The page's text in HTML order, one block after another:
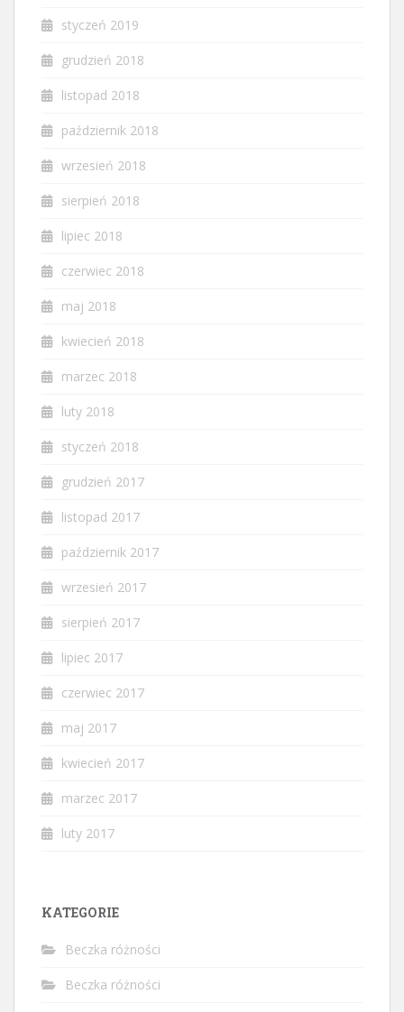
styczeń 2019
grudzień 2018
listopad 2018
październik 2018
wrzesień 2018
sierpień 2018
lipiec 2018
czerwiec 2018
maj 2018
kwiecień 2018
marzec 2018
luty 2018
styczeń 2018
grudzień 2017
listopad 2017
październik 2017
wrzesień 2017
sierpień 2017
lipiec 2017
czerwiec 2017
maj 2017
kwiecień 2017
marzec 2017
luty 2017
KATEGORIE
Beczka różności
Beczka różności